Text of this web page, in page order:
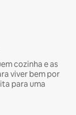
cozinha e as
viver bem por
para uma